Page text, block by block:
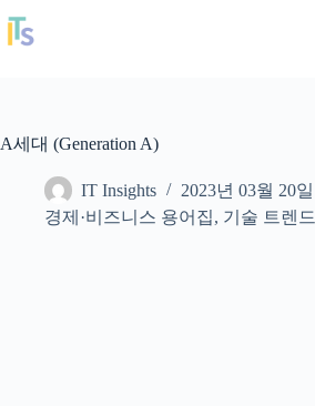
뛰
IT Insights
A세대 (Generation A)
IT Insights
2023년 03월 20일
경제·비즈니스 용어집, 기술 트렌드